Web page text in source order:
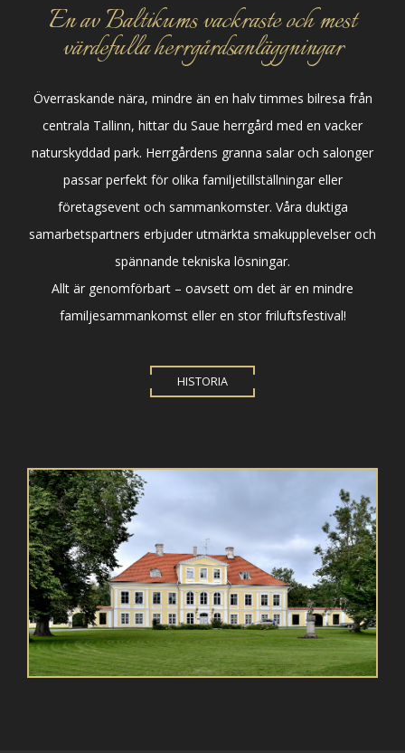
En av Baltikums vackraste och mest
värdefulla herrgårdsanläggningar
Överraskande nära, mindre än en halv timmes bilresa från
centrala Tallinn, hittar du Saue herrgård med en vacker
naturskyddad park. Herrgårdens granna salar och salonger
passar perfekt för olika familjetillställningar eller
företagsevent och sammankomster. Våra duktiga
samarbetspartners erbjuder utmärkta smakupplevelser och
spännande tekniska lösningar.
Allt är genomförbart – oavsett om det är en mindre
familjesammankomst eller en stor friluftsfestival!
HISTORIA